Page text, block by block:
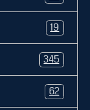
19
345
62